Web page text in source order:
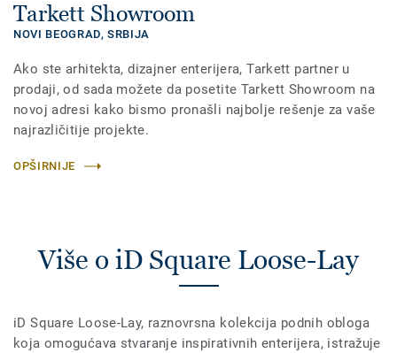
Tarkett Showroom
NOVI BEOGRAD,SRBIJA
Ako ste arhitekta, dizajner enterijera, Tarkett partner u
prodaji, od sada možete da posetite Tarkett Showroom na
novoj adresi kako bismo pronašli najbolje rešenje za vaše
najrazličitije projekte.
OPŠIRNIJE
Više o iD Square Loose-Lay
iD Square Loose-Lay, raznovrsna kolekcija podnih obloga
koja omogućava stvaranje inspirativnih enterijera, istražuje